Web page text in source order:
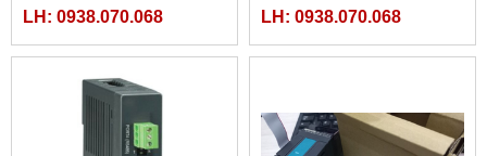
LH: 0938.070.068 LH: 0938.070.068